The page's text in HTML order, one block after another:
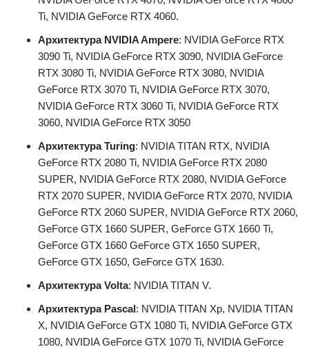
Ti, NVIDIA GeForce RTX 4060.
Архитектура NVIDIA Ampere: NVIDIA GeForce RTX
3090 Ti, NVIDIA GeForce RTX 3090, NVIDIA GeForce
RTX 3080 Ti, NVIDIA GeForce RTX 3080, NVIDIA
GeForce RTX 3070 Ti, NVIDIA GeForce RTX 3070,
NVIDIA GeForce RTX 3060 Ti, NVIDIA GeForce RTX
3060, NVIDIA GeForce RTX 3050
Архитектура Turing: NVIDIA TITAN RTX, NVIDIA
GeForce RTX 2080 Ti, NVIDIA GeForce RTX 2080
SUPER, NVIDIA GeForce RTX 2080, NVIDIA GeForce
RTX 2070 SUPER, NVIDIA GeForce RTX 2070, NVIDIA
GeForce RTX 2060 SUPER, NVIDIA GeForce RTX 2060,
GeForce GTX 1660 SUPER, GeForce GTX 1660 Ti,
GeForce GTX 1660 GeForce GTX 1650 SUPER,
GeForce GTX 1650, GeForce GTX 1630.
Архитектура Volta: NVIDIA TITAN V.
Архитектура Pascal: NVIDIA TITAN Xp, NVIDIA TITAN
X, NVIDIA GeForce GTX 1080 Ti, NVIDIA GeForce GTX
1080, NVIDIA GeForce GTX 1070 Ti, NVIDIA GeForce